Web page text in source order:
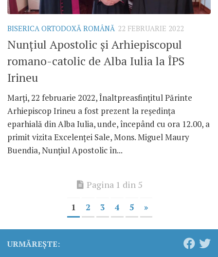
BISERICA ORTODOXĂ ROMÂNĂ 22 FEBRUARIE 2022
Nunțiul Apostolic și Arhiepiscopul
romano-catolic de Alba Iulia la ÎPS
Irineu
Marți, 22 februarie 2022, Înaltpreasfințitul Părinte
Arhiepiscop Irineu a fost prezent la reședința
eparhială din Alba Iulia, unde, începând cu ora 12.00, a
primit vizita Excelenței Sale, Mons. Miguel Maury
Buendia, Nunțiul Apostolic în...
Pagina 1 din 5
1 2 3 4 5 »
URMĂREȘTE: